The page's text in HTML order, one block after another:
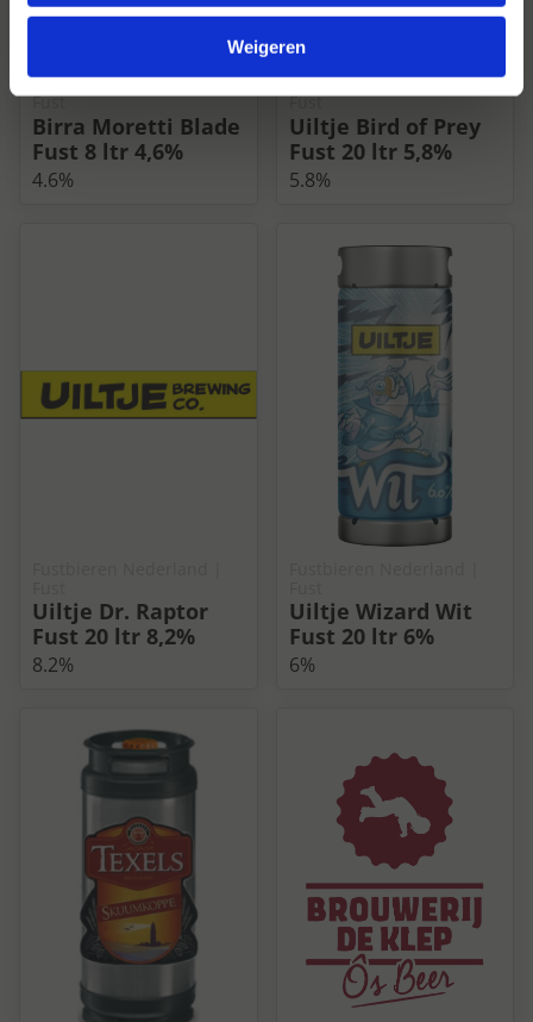
Weigeren
Fustbieren Nederland|
Fust
Birra Moretti Blade
Fust 8 ltr 4,6%
4.6%
Fustbieren Nederland|
Fust
Uiltje Bird of Prey
Fust 20 ltr 5,8%
5.8%
Uiltje Dr. Raptor
Fust 20 ltr 8,2%
8.2%
Uiltje Wizard Wit
Fust 20 ltr 6%
6%